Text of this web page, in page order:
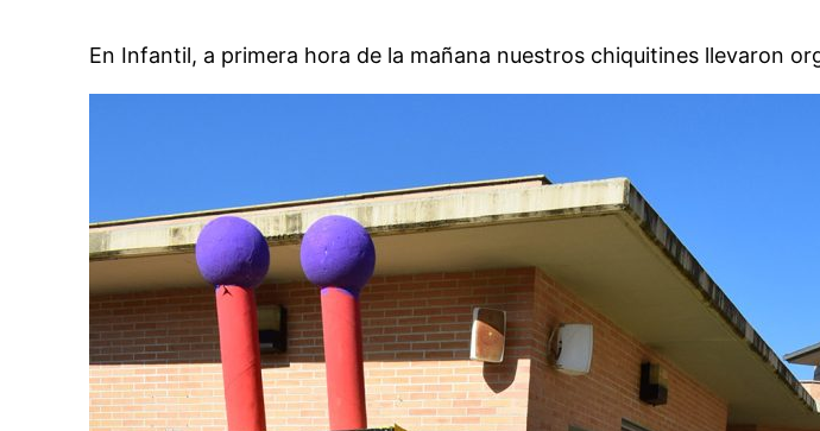
En Infantil, a primera hora de la mañana nuestros chiquitines llevaron